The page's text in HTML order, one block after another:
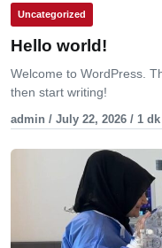
Uncategorized
Hello world!
Welcome to WordPress.
then start writing!
admin / July 22, 2026 / 1